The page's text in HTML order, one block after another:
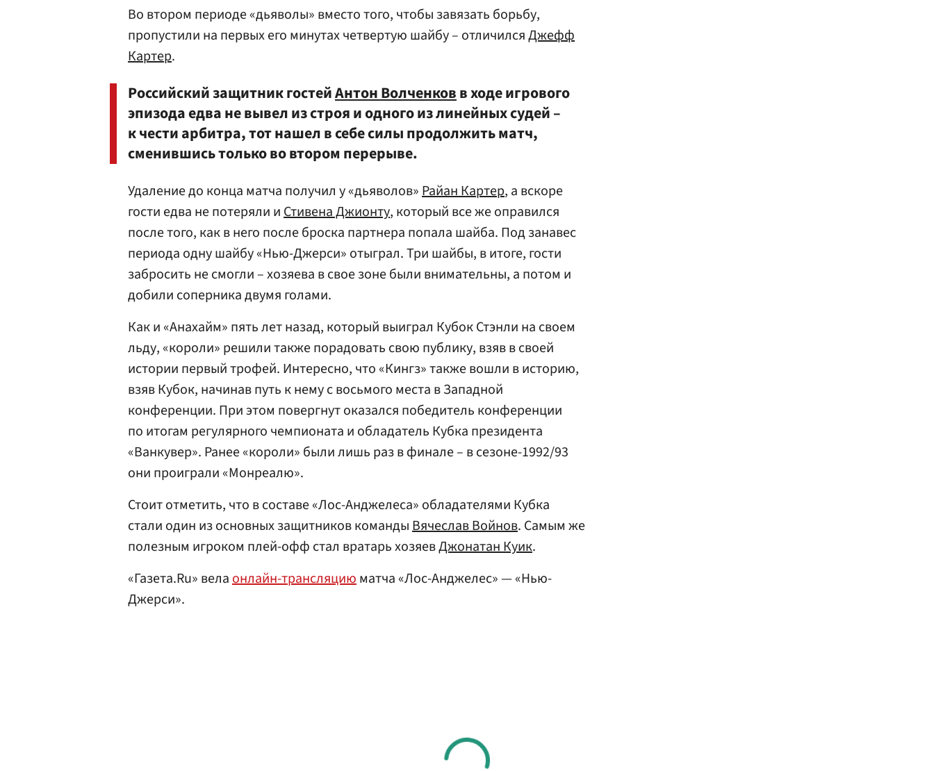
Во втором периоде «дьяволы» вместо того, чтобы завязать борьбу,
пропустили на первых его минутах четвертую шайбу – отличилсяДжефф
Картер.
Российский защитник гостейАнтон Волченковв ходе игрового
эпизода едва не вывел из строя и одного из линейных судей –
к чести арбитра, тот нашел в себе силы продолжить матч,
сменившись только во втором перерыве.
Удаление до конца матча получил у «дьяволов»Райан Картер, а вскоре
гости едва не потеряли иСтивена Джионту, который все же оправился
после того, как в него после броска партнера попала шайба. Под занавес
периода одну шайбу «Нью-Джерси» отыграл. Три шайбы, в итоге, гости
забросить не смогли – хозяева в свое зоне были внимательны, а потом и
добили соперника двумя голами.
Как и «Анахайм» пять лет назад, который выиграл Кубок Стэнли на своем
льду, «короли» решили также порадовать свою публику, взяв в своей
истории первый трофей. Интересно, что «Кингз» также вошли в историю,
взяв Кубок, начинав путь к нему с восьмого места в Западной
конференции. При этом повергнут оказался победитель конференции
по итогам регулярного чемпионата и обладатель Кубка президента
«Ванкувер». Ранее «короли» были лишь раз в финале – в сезоне-1992/93
они проиграли «Монреалю».
Стоит отметить, что в составе «Лос-Анджелеса» обладателями Кубка
стали один из основных защитников командыВячеслав Войнов. Самым же
полезным игроком плей-офф стал вратарь хозяевДжонатан Куик.
«Газета.Ru» велаонлайн-трансляциюматча «Лос-Анджелес» — «Нью-
Джерси».